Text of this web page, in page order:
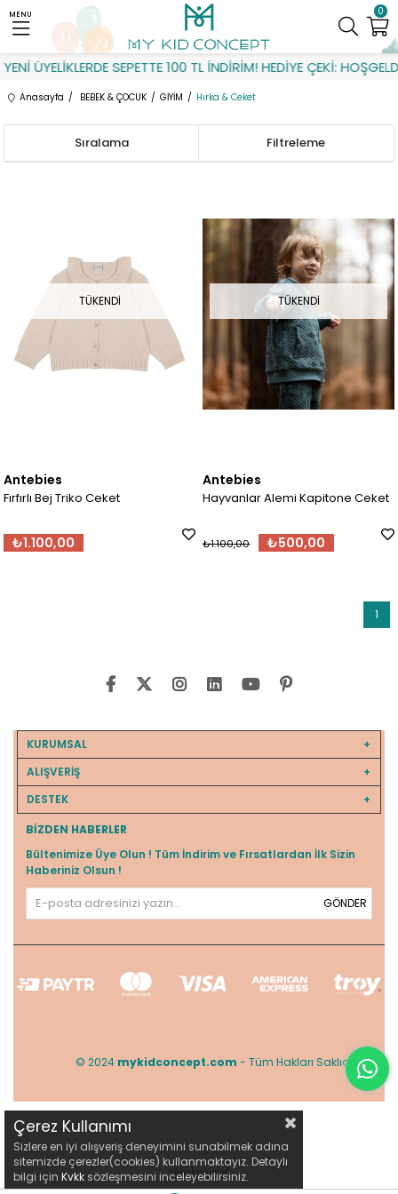
ÜYELİKLERDE SEPETTE 100 TL İNDİRİM! HEDİYE ÇEKİ:
0
MENU
Anasayfa BEBEK & ÇOCUK GİYİM Hırka & Ceket
Filtreleme
Sıralama
TÜKENDI
Antebies
Fırfırlı Bej Triko Ceket
₺1.100,00
TÜKENDI
Antebies
Hayvanlar Alemi Kapitone Ceket
₺500,00
₺1.100,00
1
KURUMSAL
ALIŞVERİŞ
DESTEK
BIZDEN HABERLER
Bültenimize Üye Olun ! Tüm İndirim ve Fırsatlardan İlk Sizin
Haberiniz Olsun !
GÖNDER
© 2024 mykidconcept.com - Tüm Hakları Saklıdır.
Çerez Kullanımı
Sizlere en iyi alışveriş deneyimini sunabilmek adına
sitemizde çerezler(cookies) kullanmaktayız. Detaylı
bilgi için Kvkk sözleşmesini inceleyebilirsiniz.